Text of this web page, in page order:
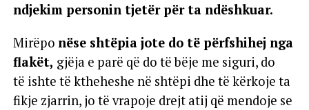
ndjekim personin tjetër për ta ndëshkuar.
Mirëpo nëse shtëpia jote do të përfshihej nga
flakët, gjëja e parë që do të bëje me siguri, do
të ishte të ktheheshe në shtëpi dhe të kërkoje ta
fikje zjarrin, jo të vrapoje drejt atij që mendoje se